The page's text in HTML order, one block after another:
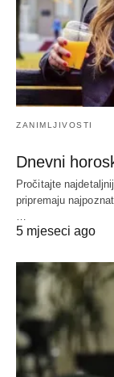
ZANIMLJIVOSTI
Dnevni
Pročitajte
pripremaju
5 mjeseci ago